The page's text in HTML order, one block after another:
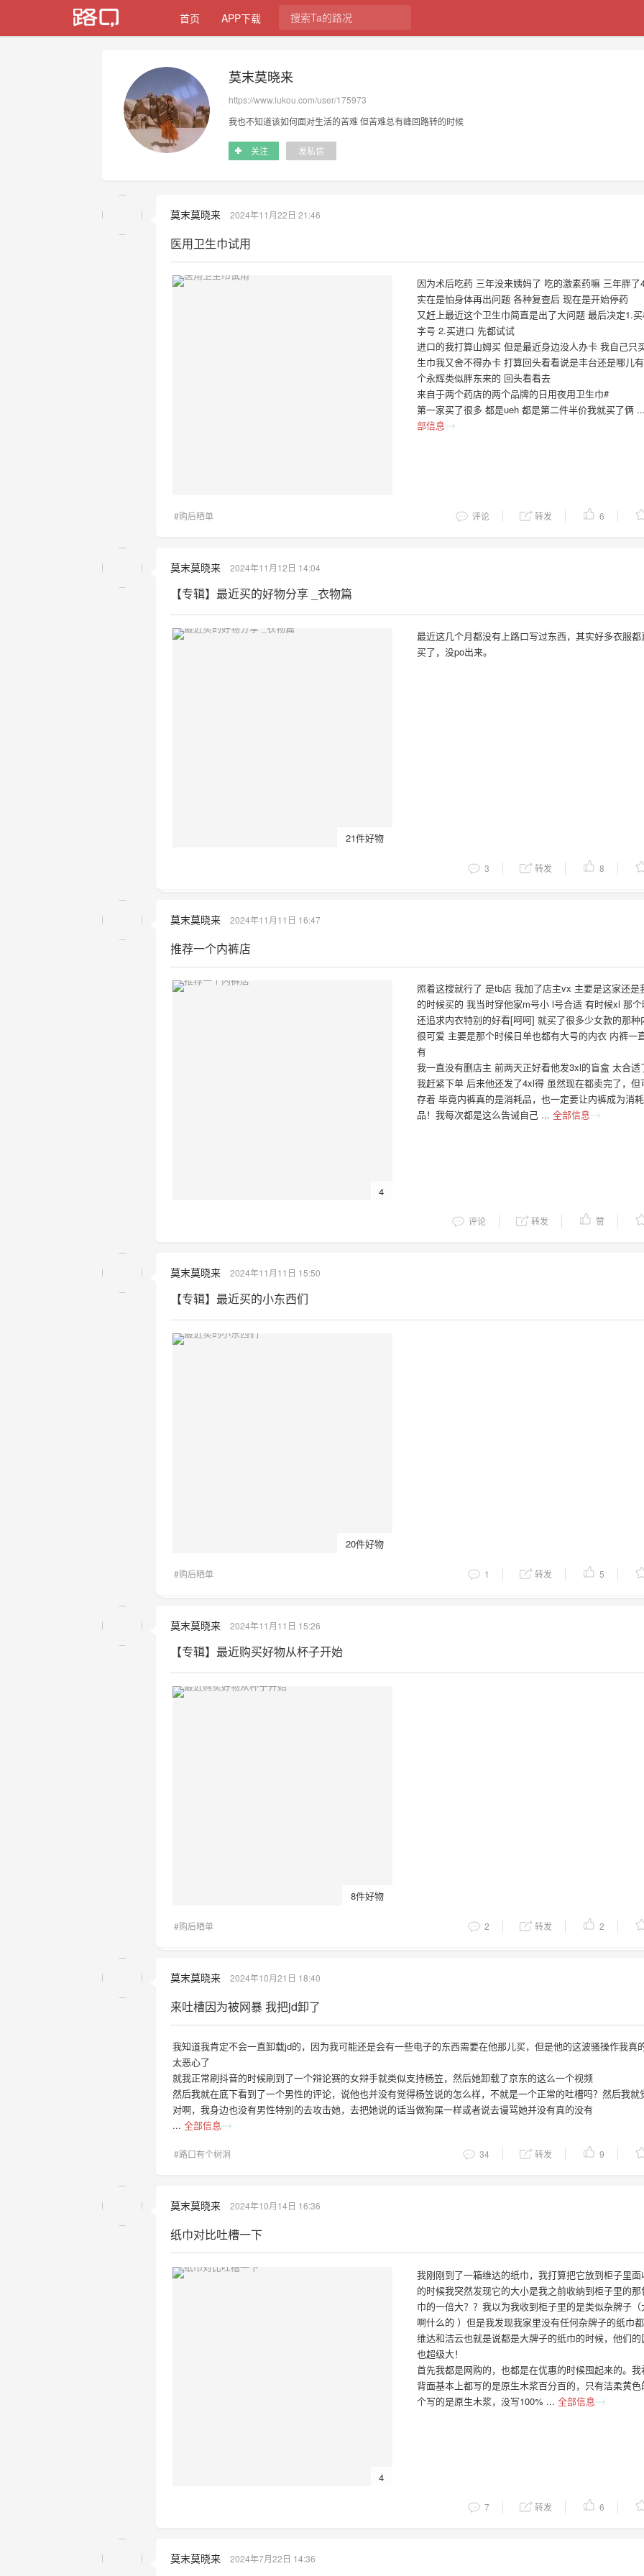
首页 APP下载
莫末莫晓来
https://www.lukou.com/user/175973
我也不知道该如何面对生活的苦难 但苦难总有峰回路转的时候
关注 发私信
莫末莫晓来 2024年11月22日 21:46
医用卫生巾试用
因为术后吃药 三年没来姨妈了 吃的激素药嘛 三年胖了
实在是怕身体再出问题 各种复查后 现在是开始停药
又赶上最近这个卫生巾简直是出了大问题 最后决定1.
字号 2.买进口 先都试试
进口的我打算山姆买 但是最近身边没人办卡 我自己只
生巾我又舍不得办卡 打算回头看看说是丰台还是哪儿
个永辉类似胖东来的 回头看看去
来自于两个药店的两个品牌的日用夜用卫生巾#
第一家买了很多 都是ueh 都是第二件半价我就买了俩
部信息
#购后晒单 评论 转发 6
莫末莫晓来 2024年11月12日 14:04
【专辑】最近买的好物分享 _衣物篇
21件好物
最近这几个月都没有上路口写过东西，其实好多衣服都
买了，没po出来。
3 转发 8
莫末莫晓来 2024年11月11日 16:47
推荐一个内裤店
4
照着这搜就行了 是tb店 我加了店主vx 主要是这家还是
的时候买的 我当时穿他家m号小 l号合适 有时候xl 那
还追求内衣特别的好看[呵呵] 就买了很多少女款的那种
很可爱 主要是那个时候日单也都有大号的内衣 内裤一
有
我一直没有删店主 前两天正好看他发3xl的盲盒 太合适
我赶紧下单 后来他还发了4xl得 虽然现在都卖完了，但
存着 毕竟内裤真的是消耗品，也一定要让内裤成为消耗
品！我每次都是这么告诫自己 ... 全部信息
评论 转发 赞
莫末莫晓来 2024年11月11日 15:50
【专辑】最近买的小东西们
20件好物
#购后晒单 1 转发 5
莫末莫晓来 2024年11月11日 15:26
【专辑】最近购买好物从杯子开始
8件好物
#购后晒单 2 转发 2
莫末莫晓来 2024年10月21日 18:40
来吐槽因为被网暴 我把jd卸了
我知道我肯定不会一直卸载jd的，因为我可能还是会有一些电子的东西需要在他那儿买，但是他的这波骚操作我真
太恶心了
就我正常刷抖音的时候刷到了一个辩论赛的女辩手就类似支持杨笠，然后她卸载了京东的这么一个视频
然后我就在底下看到了一个男性的评论，说他也并没有觉得杨笠说的怎么样，不就是一个正常的吐槽吗？然后我就
对啊，我身边也没有男性特别的去攻击她，去把她说的话当做狗屎一样或者说去谩骂她并没有真的没有
...全部信息
#路口有个树洞 34 转发 9
莫末莫晓来 2024年10月14日 16:36
纸巾对比吐槽一下
4
我刚刚到了一箱维达的纸巾，我打算把它放到柜子里面
的时候我突然发现它的大小是我之前收纳到柜子里的那
巾的一倍大？？我以为我收到柜子里的是类似杂牌子（
啊什么的 ）但是我发现我家里没有任何杂牌子的纸巾
维达和洁云也就是说都是大牌子的纸巾的时候，他们的
也超级大！
首先我都是网购的，也都是在优惠的时候囤起来的。我
背面基本上都写的是原生木浆百分百的，只有洁柔黄色
个写的是原生木浆，没写100% ... 全部信息
7 转发 6
莫末莫晓来 2024年7月22日 14:36